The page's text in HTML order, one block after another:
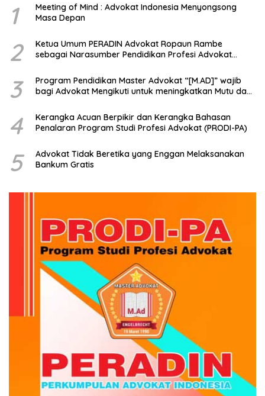
1
Meeting of Mind : Advokat Indonesia Menyongsong
Masa Depan
2
Ketua Umum PERADIN Advokat Ropaun Rambe
sebagai Narasumber Pendidikan Profesi Advokat
dengan Universitas
3
Program Pendidikan Master Advokat “[M.AD]” wajib
bagi Advokat Mengikuti untuk meningkatkan Mutu dan
4
Kerangka Acuan Berpikir dan Kerangka Bahasan
Penalaran Program Studi Profesi Advokat (PRODI-PA)
5
Advokat Tidak Beretika yang Enggan Melaksanakan
Bankum Gratis